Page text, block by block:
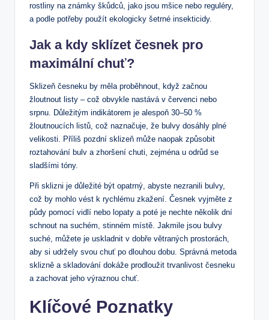
rostliny na známky škůdců, jako jsou mšice nebo reguléry,
a podle potřeby použít ekologicky šetrné insekticidy.
Jak a kdy sklízet česnek pro
maximální chuť?
Sklizeň česneku by měla proběhnout, když začnou
žloutnout listy – což obvykle nastává v červenci nebo
srpnu. Důležitým indikátorem je alespoň 30–50 %
žloutnoucích listů, což naznačuje, že bulvy dosáhly plné
velikosti. Příliš pozdní sklizeň může naopak způsobit
roztahování bulv a zhoršení chuti, zejména u odrůd se
sladšími tóny.
Při sklizni je důležité být opatrný, abyste nezranili bulvy,
což by mohlo vést k rychlému zkažení. Česnek vyjměte z
půdy pomocí vidlí nebo lopaty a poté je nechte několik dní
schnout na suchém, stinném místě. Jakmile jsou bulvy
suché, můžete je uskladnit v dobře větraných prostorách,
aby si udržely svou chuť po dlouhou dobu. Správná metoda
sklizně a skladování dokáže prodloužit trvanlivost česneku
a zachovat jeho výraznou chuť.
Klíčové Poznatky